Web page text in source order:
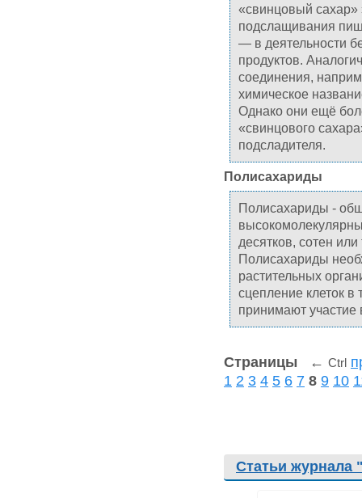
«свинцовый сахар»
подслащивания
— в деятельности
продуктов.
соединения,
химическое
Однако они ещё
«свинцового
подсладителя.
Полисахариды
Полисахариды -
десятков, сотен
Полисахариды
растительных
сцепление клеток в
принимают
Страницы ← Ctrl
1 2 3 4 5 6 7 8 9 10
Статьи журнала